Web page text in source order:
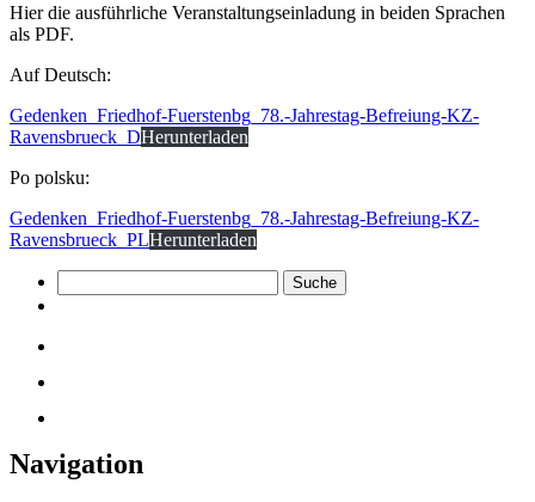
Hier die ausführliche Veranstaltungseinladung in beiden Sprachen
als PDF.
Auf Deutsch:
Gedenken_Friedhof-Fuerstenbg_78.-Jahrestag-Befreiung-KZ-
Ravensbrueck_DHerunterladen
Po polsku:
Gedenken_Friedhof-Fuerstenbg_78.-Jahrestag-Befreiung-KZ-
Ravensbrueck_PLHerunterladen
Navigation